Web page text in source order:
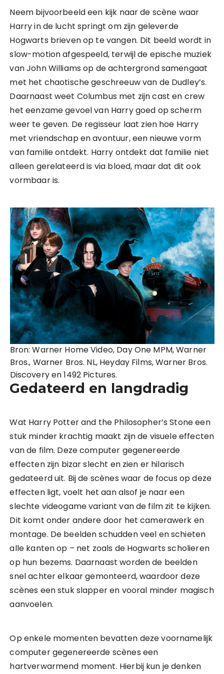
Neem bijvoorbeeld een kijk naar de scène waar
Harry in de lucht springt om zijn geleverde
Hogwarts brieven op te vangen. Dit beeld wordt in
slow-motion afgespeeld, terwijl de epische muziek
van John Williams op de achtergrond samengaat
met het chaotische geschreeuw van de Dudley’s.
Daarnaast weet Columbus met zijn cast en crew
het eenzame gevoel van Harry goed op scherm
weer te geven. De regisseur laat zien hoe Harry
met vriendschap en avontuur, een nieuwe vorm
van familie ontdekt. Harry ontdekt dat familie niet
alleen gerelateerd is via bloed, maar dat dit ook
vormbaar is.
Bron: Warner Home Video, Day One MPM, Warner
Bros., Warner Bros. NL, Heyday Films, Warner Bros.
Discovery en 1492 Pictures.
Gedateerd en langdradig
Wat Harry Potter and the Philosopher’s Stone een
stuk minder krachtig maakt zijn de visuele effecten
van de film. Deze computer gegenereerde
effecten zijn bizar slecht en zien er hilarisch
gedateerd uit. Bij de scènes waar de focus op deze
effecten ligt, voelt het aan alsof je naar een
slechte videogame variant van de film zit te kijken.
Dit komt onder andere door het camerawerk en
montage. De beelden schudden veel en schieten
alle kanten op – net zoals de Hogwarts scholieren
op hun bezems. Daarnaast worden de beelden
snel achter elkaar gemonteerd, waardoor deze
scènes een stuk slapper en vooral minder magisch
aanvoelen.
Op enkele momenten bevatten deze voornamelijk
computer gegenereerde scènes een
hartverwarmend moment. Hierbij kun je denken